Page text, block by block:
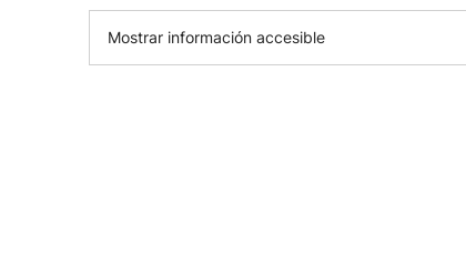
Mostrar información accesible